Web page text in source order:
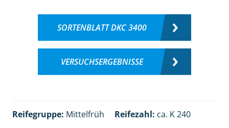
SORTENBLATT DKC 3400
VERSUCHSERGEBNISSE
Reifegruppe: Mittelfrüh Reifezahl: ca. K 240